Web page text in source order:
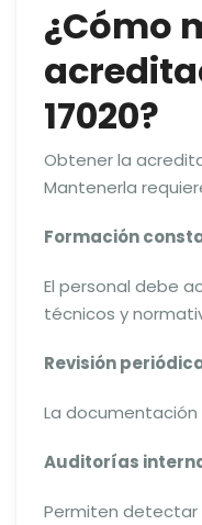
¿Cómo
17020?
Obtener la
Mantenerla
Formación
El personal debe
técnicos y
Revisión
La
Auditorías
Permiten detectar